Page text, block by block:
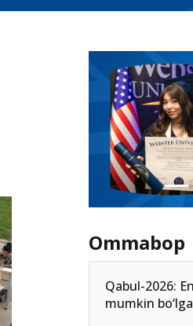
Ommabop
Qabul-2026:
mumkin